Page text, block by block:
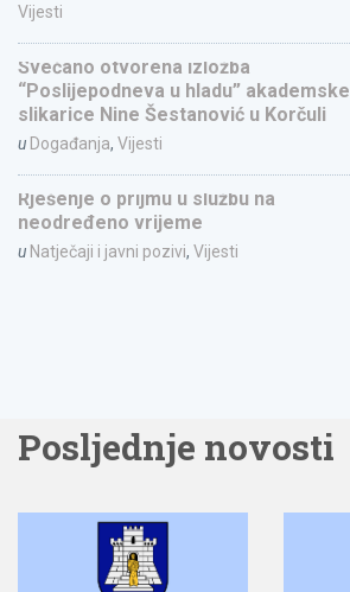
Vijesti
Svečano otvorena izložba
“Poslijepodneva u hladu” akademske
slikarice Nine Šestanović u Korčuli
u Događanja, Vijesti
Rješenje o prijmu u službu na
neodređeno vrijeme
u Natječaji i javni pozivi, Vijesti
Posljednje novosti